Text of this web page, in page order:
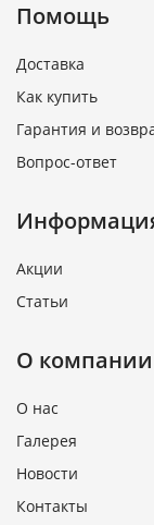
Помощь
Доставка
Как купить
Гарантия и
Вопрос-ответ
Акции
Статьи
О компании
О нас
Галерея
Новости
Контакты